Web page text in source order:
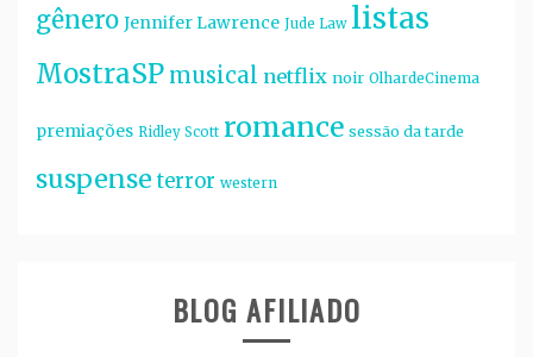
gênero Jennifer Lawrence Jude Law listas
MostraSP musical netflix noir OlhardeCinema
premiações Ridley Scott romance sessão da tarde
suspense terror western
BLOG AFILIADO